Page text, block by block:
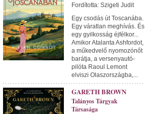
Fordította: Szigeti Judit
Egy csodás út Toscanába.
Egy váratlan meghívás. És
egy gyilkosság éjfélkor...
Amikor Atalanta Ashfordot,
a műkedvelő nyomozónőt
barátja, a versenyautó-
pilóta Raoul Lemont
elviszi Olaszországba,...
GARETH BROWN
Talányos Tárgyak
Társasága